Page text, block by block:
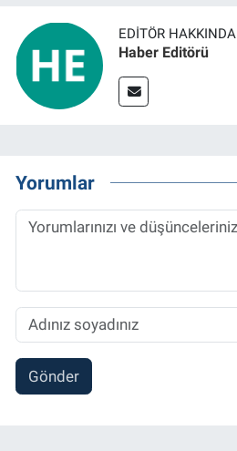
EDITÖR HAKKINDA
Haber Editörü
Yorumlar
Gönder